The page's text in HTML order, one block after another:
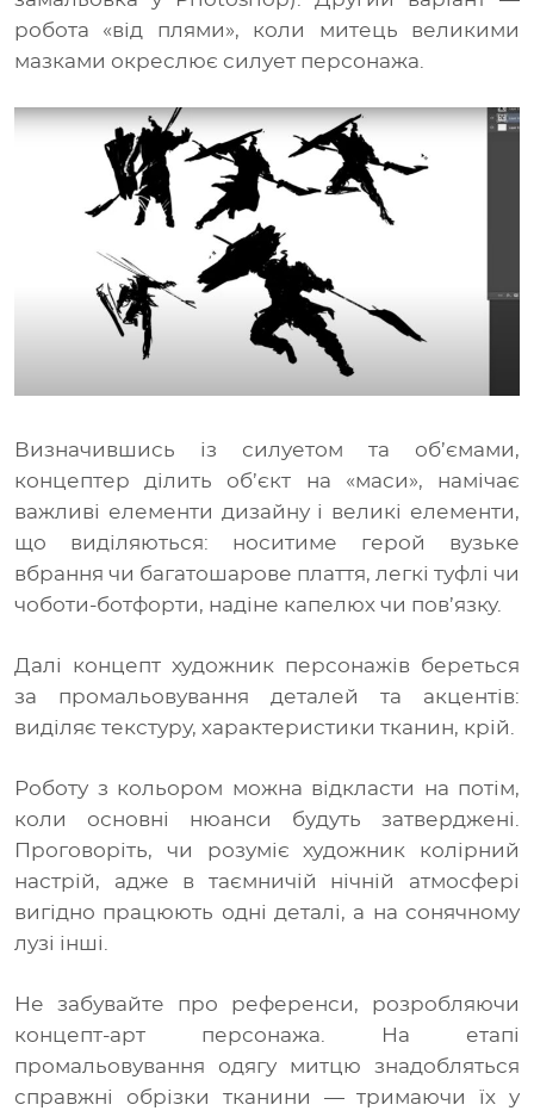
робота «від плями», коли митець великими
мазками окреслює силует персонажа.
Визначившись із силуетом та об’ємами,
концептер ділить об’єкт на «маси», намічає
важливі елементи дизайну і великі елементи,
що виділяються: носитиме герой вузьке
вбрання чи багатошарове плаття, легкі туфлі чи
чоботи-ботфорти, надіне капелюх чи пов’язку.
Далі концепт художник персонажів береться
за промальовування деталей та акцентів:
виділяє текстуру, характеристики тканин, крій.
Роботу з кольором можна відкласти на потім,
коли основні нюанси будуть затверджені.
Проговоріть, чи розуміє художник колірний
настрій, адже в таємничій нічній атмосфері
вигідно працюють одні деталі, а на сонячному
лузі інші.
Не забувайте про референси, розробляючи
концепт-арт персонажа. На етапі
промальовування одягу митцю знадобляться
справжні обрізки тканини — тримаючи їх у